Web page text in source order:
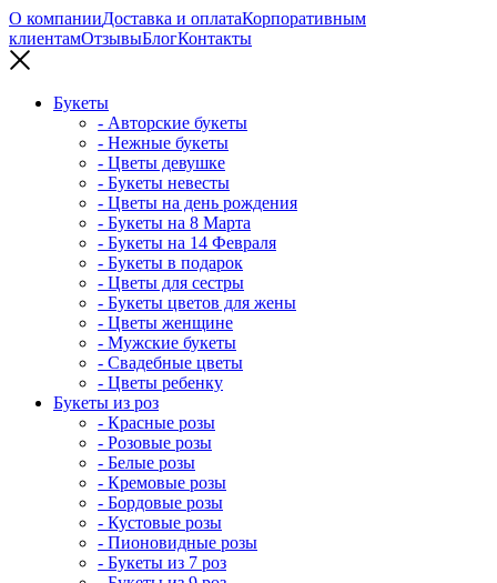
О компанииДоставка и оплатаКорпоративным
клиентамОтзывыБлогКонтакты
Букеты
- Авторские букеты
- Нежные букеты
- Цветы девушке
- Букеты невесты
- Цветы на день рождения
- Букеты на 8 Марта
- Букеты на 14 Февраля
- Букеты в подарок
- Цветы для сестры
- Букеты цветов для жены
- Цветы женщине
- Мужские букеты
- Свадебные цветы
- Цветы ребенку
Букеты из роз
- Красные розы
- Розовые розы
- Белые розы
- Кремовые розы
- Бордовые розы
- Кустовые розы
- Пионовидные розы
- Букеты из 7 роз